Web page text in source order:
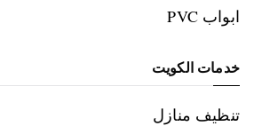
ابواب PVC
خدمات الكويت
تنظيف منازل